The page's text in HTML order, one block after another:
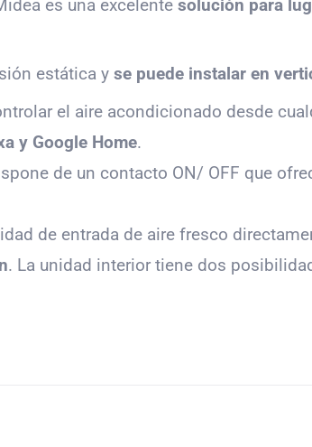
es una excelente solución para
estática y se puede instalar en
el aire acondicionado desde
y Google Home.
de un contacto ON/ OFF que
de entrada de aire fresco
. La unidad interior tiene dos